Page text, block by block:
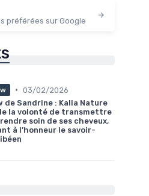
préférées sur Google
• 03/02/2026
de Sandrine : Kalia Nature
la volonté de transmettre
soin de ses cheveux,
à l’honneur le savoir-